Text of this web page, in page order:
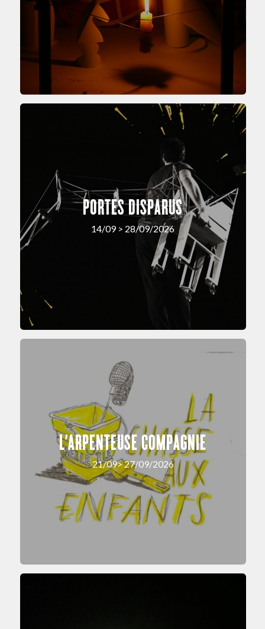
PORTES DISPARUS
14/09 > 28/09/2026
L’ARPENTEUSE COMPAGNIE
21/09> 27/09/2026